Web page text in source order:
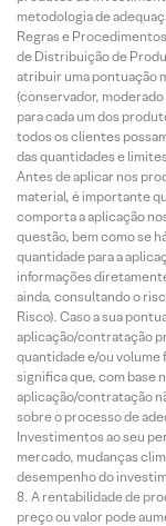
metodologia de
Regras e
de Distribuição de
atribuir uma pontuação
(conservador,
para cada um dos
todos os clientes
das quantidades e
Antes de aplicar nos
material, é importante
comporta a aplicação
questão, bem como se
quantidade para a
informações
ainda, consultando o
Risco). Caso a sua
aplicação/contratação
quantidade e/ou
significa que, com base
aplicação/contratação
sobre o processo de
Investimentos ao seu
mercado, mudanças
desempenho do
A rentabilidade de
preço ou valor pode